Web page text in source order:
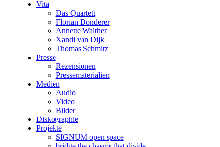
Vita
Das Quartett
Florian Donderer
Annette Walther
Xandi van Dijk
Thomas Schmitz
Presse
Rezensionen
Pressematerialien
Medien
Audio
Video
Bilder
Diskographie
Projekte
SIGNUM open space